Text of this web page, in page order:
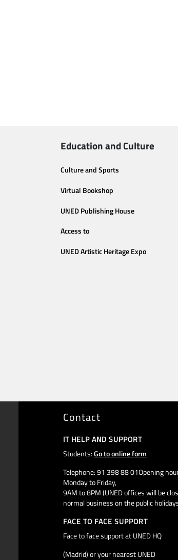
Education and Culture
Culture and Sports
Virtual Bookshop
UNED Publishing House
Access to
UNED Artistic Heritage Expo
Contact
IT HELP AND SUPPORT
Students:Go to online form
Telephone: 91 398 88 01Opening
Monday to Friday,
9AM to 8PM (UNED offices will be
normal business on the public
FACE TO FACE SUPPORT
Face to face support at UNED HQ
(Madrid) or your nearest UNED